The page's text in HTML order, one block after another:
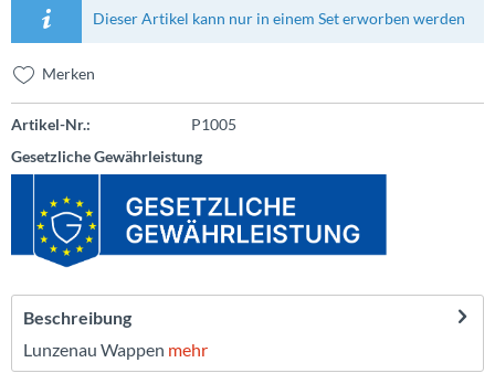
Dieser Artikel kann nur in einem Set erworben werden
Merken
Artikel-Nr.:
P1005
Gesetzliche Gewährleistung
Beschreibung
Lunzenau Wappen mehr